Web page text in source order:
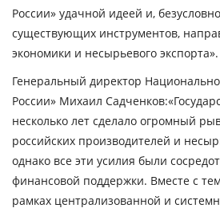
России» удачной идеей и,
существующих инструментов,
экономики и несырьевого экспорта».
Генеральный директор
России» Михаил Садченков:
несколько лет сделало огромный
российских производителей и
однако все эти усилия были
финансовой поддержки. Вместе с
рамках централизованной и